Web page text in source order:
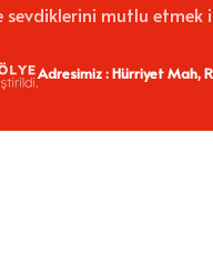
sevdiklerini mutlu etmek
Adresimiz : Hürriyet Mah,